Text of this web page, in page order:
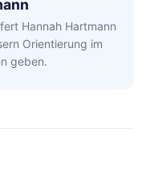
Hannah Hartmann
Orientierung im
geben.